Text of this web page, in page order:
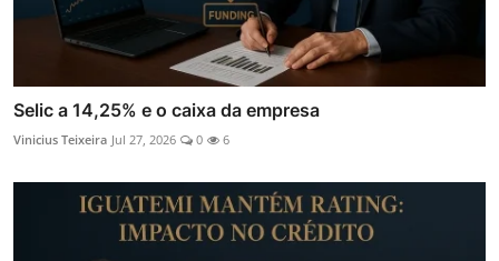
Selic a 14,25% e o caixa da empresa
Vinicius Teixeira Jul 27, 2026 0 6